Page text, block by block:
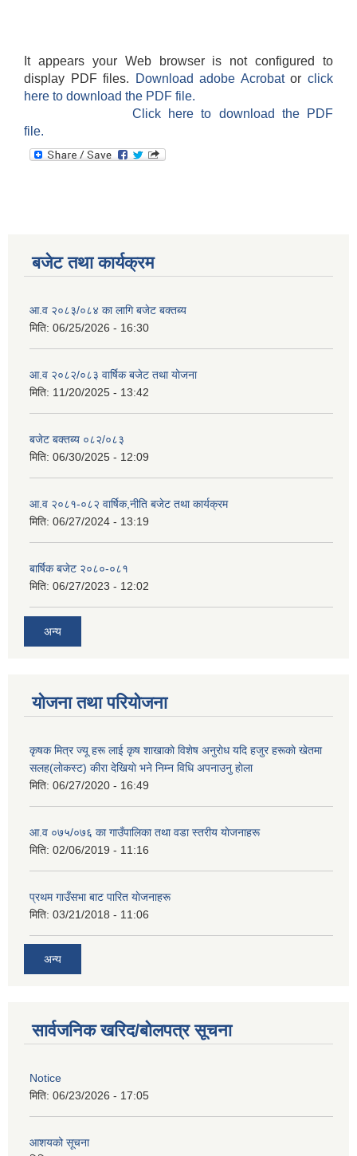
It appears your Web browser is not configured to
display PDF files.
Download adobe Acrobatorclick
here to download the PDF file.
Click here to download the PDF
file.
बजेट तथा कार्यक्रम
आ.व २०८३/०८४ का लागि बजेट बक्तब्य
मिति: 06/25/2026 - 16:30
आ.व २०८२/०८३ वार्षिक बजेट तथा योजना
मिति: 11/20/2025 - 13:42
बजेट बक्तब्य ०८२/०८३
मिति: 06/30/2025 - 12:09
आ.व २०८१-०८२ वार्षिक,नीति बजेट तथा कार्यक्रम
मिति: 06/27/2024 - 13:19
बार्षिक बजेट २०८०-०८१
मिति: 06/27/2023 - 12:02
अन्य
योजना तथा परियोजना
कृषक मित्र ज्यू हरू लाई कृष शाखाकाे विशेष अनुराेध यदि हजुर हरूकाे खेतमा
सलह(लाेकस्ट) कीरा देखियाे भने निम्न विधि अपनाउनु हाेला
मिति: 06/27/2020 - 16:49
आ‍.व ०७५/०७६ का गाउँपालिका तथा वडा स्तरीय याेजनाहरू
मिति: 02/06/2019 - 11:16
प्रथम गाउँसभा बाट पारित याेजनाहरू
मिति: 03/21/2018 - 11:06
अन्य
सार्वजनिक खरिद/बोलपत्र सूचना
Notice
मिति: 06/23/2026 - 17:05
आशयको सूचना